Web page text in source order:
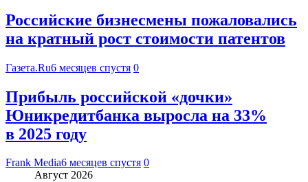
Российские бизнесмены пожаловались
на кратный рост стоимости патентов
Газета.Ru6 месяцев спустя 0
Прибыль российской «дочки»
Юникредитбанка выросла на 33%
в 2025 году
Frank Media6 месяцев спустя 0
Август 2026